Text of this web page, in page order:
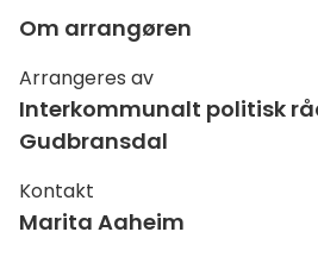
Om arrangøren
Arrangeres av
Interkommunalt politisk
Gudbransdal
Kontakt
Marita Aaheim